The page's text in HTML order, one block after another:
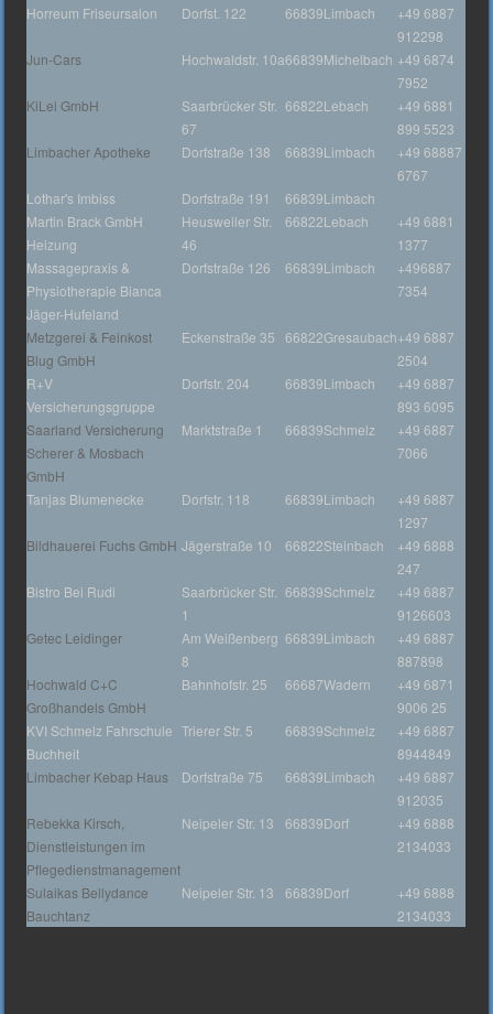
Horreum Friseursalon
Dorfst. 122 66839Limbach
+49 6887
912298
Jun-Cars
Hochwaldstr. 10a66839Michelbach +49 6874
7952
KiLei GmbH
Saarbrücker Str.
67
66822Lebach
+49 6881
899 5523
Limbacher Apotheke
Dorfstraße 138 66839Limbach
+49 68887
6767
Lothar's Imbiss
Dorfstraße 191 66839Limbach
Martin Brack GmbH
Heizung
Heusweiler Str.
46
66822Lebach
+49 6881
1377
Massagepraxis &
Physiotherapie Bianca
Jäger-Hufeland
Dorfstraße 126 66839Limbach
+496887
7354
Metzgerei & Feinkost
Blug GmbH
Eckenstraße 35 66822Gresaubach+49 6887
2504
R+V
Versicherungsgruppe
Dorfstr. 204 66839Limbach
+49 6887
893 6095
Saarland Versicherung
Scherer & Mosbach
GmbH
Marktstraße 1 66839Schmelz
+49 6887
7066
Tanjas Blumenecke Dorfstr. 118 66839Limbach
+49 6887
1297
Bildhauerei Fuchs GmbH Jägerstraße 10 66822Steinbach
+49 6888
247
Bistro Bei Rudi
Saarbrücker Str.
1
66839Schmelz
+49 6887
9126603
Getec Leidinger
Am Weißenberg
8
66839Limbach
+49 6887
887898
Hochwald C+C
Großhandels GmbH
Bahnhofstr. 25 66687Wadern
+49 6871
9006 25
KVI Schmelz Fahrschule
Buchheit
Trierer Str. 5 66839Schmelz
+49 6887
8944849
Limbacher Kebap Haus
Dorfstraße 75 66839Limbach
+49 6887
912035
Rebekka Kirsch,
Dienstleistungen im
Pflegedienstmanagement
Neipeler Str. 13 66839Dorf
+49 6888
2134033
Sulaikas Bellydance
Bauchtanz
Neipeler Str. 13 66839Dorf
+49 6888
2134033